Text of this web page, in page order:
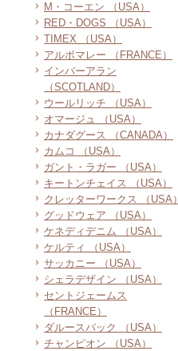
M・コーエン （USA）
RED・DOGS （USA）
TIMEX （USA）
アルボマレー （FRANCE）
インバーアラン
（SCOTLAND）
ウールリッチ （USA）
オマージュ （USA）
カナダグース （CANADA）
カムコ （USA）
ガント・ラガー （USA）
キートンチェイス （USA）
クレッターワークス （USA）
グッドウェア （USA）
ケネディデニム （USA）
ケルティ （USA）
サッカニー （USA）
シェラデザイン （USA）
セントジェームス
（FRANCE）
ダルースパック （USA）
チャンピオン （USA）